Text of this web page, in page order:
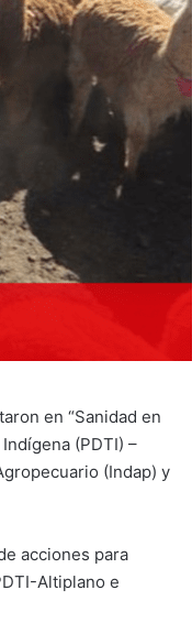
en “Sanidad en
(PDTI) –
(Indap) y
acciones para
Altiplano e